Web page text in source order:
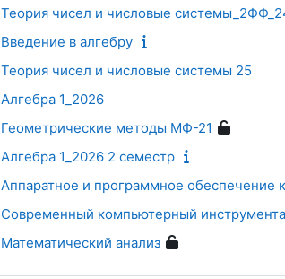
Теория чисел и числовые
Введение в алгебру
Теория чисел и числовые системы 25
Алгебра 1_2026
Геометрические методы МФ-21
Алгебра 1_2026 2 семестр
Аппаратное и программное обеспечение
Современный компьютерный
Математический анализ